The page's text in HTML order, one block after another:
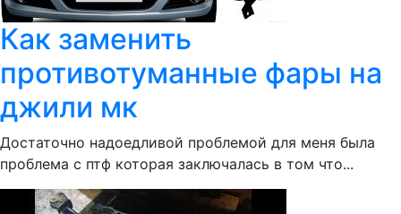
Как заменить
противотуманные фары на
джили мк
Достаточно надоедливой проблемой для меня была
проблема с птф которая заключалась в том что...